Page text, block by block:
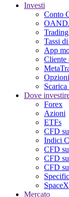
Investi
Conto
Tassi
App
Cliente
Dove
Forex
Azioni
ETFs
CFD
Indici
CFD
CFD
CFD
SpaceX
Mercato